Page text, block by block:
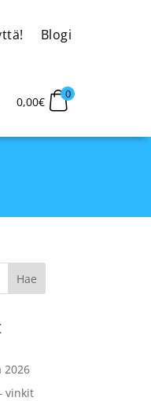
Blogi
0,00€
0
2026
vinkit